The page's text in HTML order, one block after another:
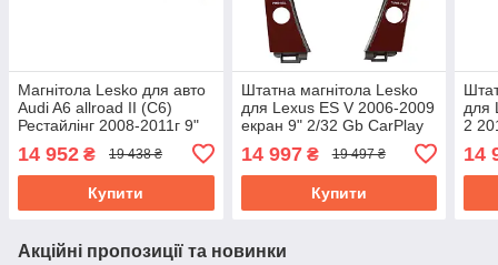
Магнітола Lesko для авто
Audi A6 allroad II (C6)
Рестайлінг 2008-2011г 9"
2/32Gb CarPlay 4G Wi-Fi
GPS Prime
14 952 ₴ 19 438 ₴
Купити
Штатна магнітола Lesko
для Lexus ES V 2006-2009
екран 9" 2/32 Gb CarPlay
14 997₴ 19 497 ₴
Купити
для
2
14
Акційні пропозиції та новинки